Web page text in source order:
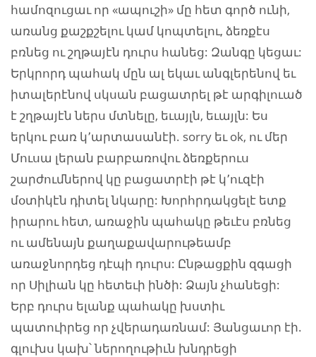
համոզուցաւ որ «ապուշի» մը հետ գործ ունի,
առանց քաշքշելու կամ կոպտելու, ձեռքէս
բռնեց ու շղթայէն դուրս հանեց: Զանգը կեցաւ:
Երկրորդ պահակ մըն ալ եկաւ անգլերենով եւ
իտալերէնով սկսան բացատրել թէ արգիլուած
է շղթայէն ներս մտնելը, եւայլն, եւայլն: Ես
երկու բառ կ՚արտասանէի. sorry եւ ok, ու մեր
Մուսա լերան բարբառովու ձեռքերուս
շարժումներով կը բացատրէի թէ կ՚ուզէի
մօտիկէն դիտել նկարը: Խորհրդակցելէ ետք
իրարու հետ, առաջին պահակը թեւէս բռնեց
ու ամենայն քաղաքավարութեամբ
առաջնորդեց դէպի դուրս: Ընթացքին զգացի
որ Սիլիան կը հետեւի ինծի: Ձայն չհանեցի:
Երբ դուրս ելանք պահակը խստիւ
պատուիրեց որ չվերադառնամ: Յանցաւոր էի.
գլուխս կախ՝ ներողութիւն խնդրեցի